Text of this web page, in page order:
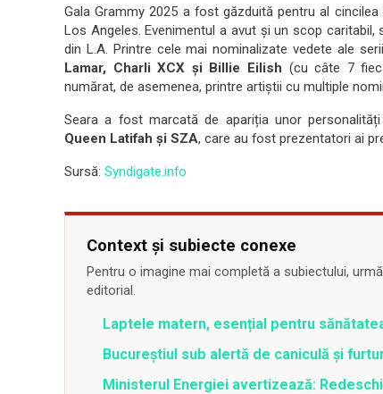
Gala Grammy 2025 a fost găzduită pentru al
Los Angeles. Evenimentul a avut și un scop
din L.A. Printre cele mai nominalizate vedete ale
Lamar, Charli XCX și Billie Eilish (cu câte 7
numărat, de asemenea, printre artiștii cu multiple
Seara a fost marcată de apariția unor
Queen Latifah și SZA, care au fost prezentatori ai
Sursă: Syndigate.info
Context și subiecte conexe
Pentru o imagine mai completă a subiectului,
editorial.
Laptele matern, esențial pentru
Bucureștiul sub alertă de caniculă și
Ministerul Energiei avertizează: